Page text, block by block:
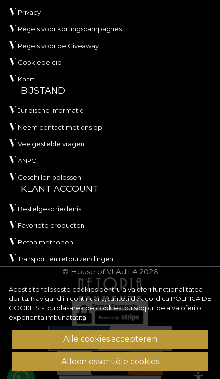
Acest site foloseste cookies pentru a va oferi functionalitatea
dorita. Navigand in continuare, sunteti de acord cu POLITICA DE
COOKIES si cu plasarea de cookies, cu scopul de a va oferi o
experienta imbunatatita.
Alle cookies accepteren
Alleen essentiële cookies
Privacy
Regels voor kortingscampagnes
Regels voor de Giveaway
Cookiebeleid
Kaart
BIJSTAND
Juridische informatie
Neem contact met ons op
Veelgestelde vragen
ANPC
Geschillen oplossen
KLANT ACCOUNT
Bestelgeschiedenis
Favoriete producten
Betaalmethoden
Transport en retourzendingen
© House of VLAdiLA 2026